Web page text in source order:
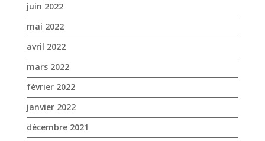
juin 2022
mai 2022
avril 2022
mars 2022
février 2022
janvier 2022
décembre 2021